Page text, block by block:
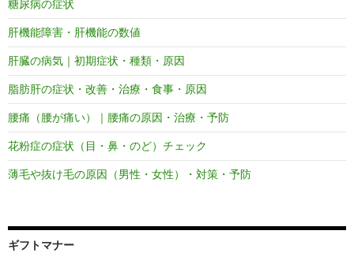
糖尿病の症状
肝機能障害・肝機能の数値
肝臓の病気｜初期症状・種類・原因
脂肪肝の症状・改善・治療・食事・原因
腰痛（腰が痛い）｜腰痛の原因・治療・予防
花粉症の症状（目・鼻・のど）チェック
薄毛や抜け毛の原因（男性・女性）・対策・予防
ギフトマナー